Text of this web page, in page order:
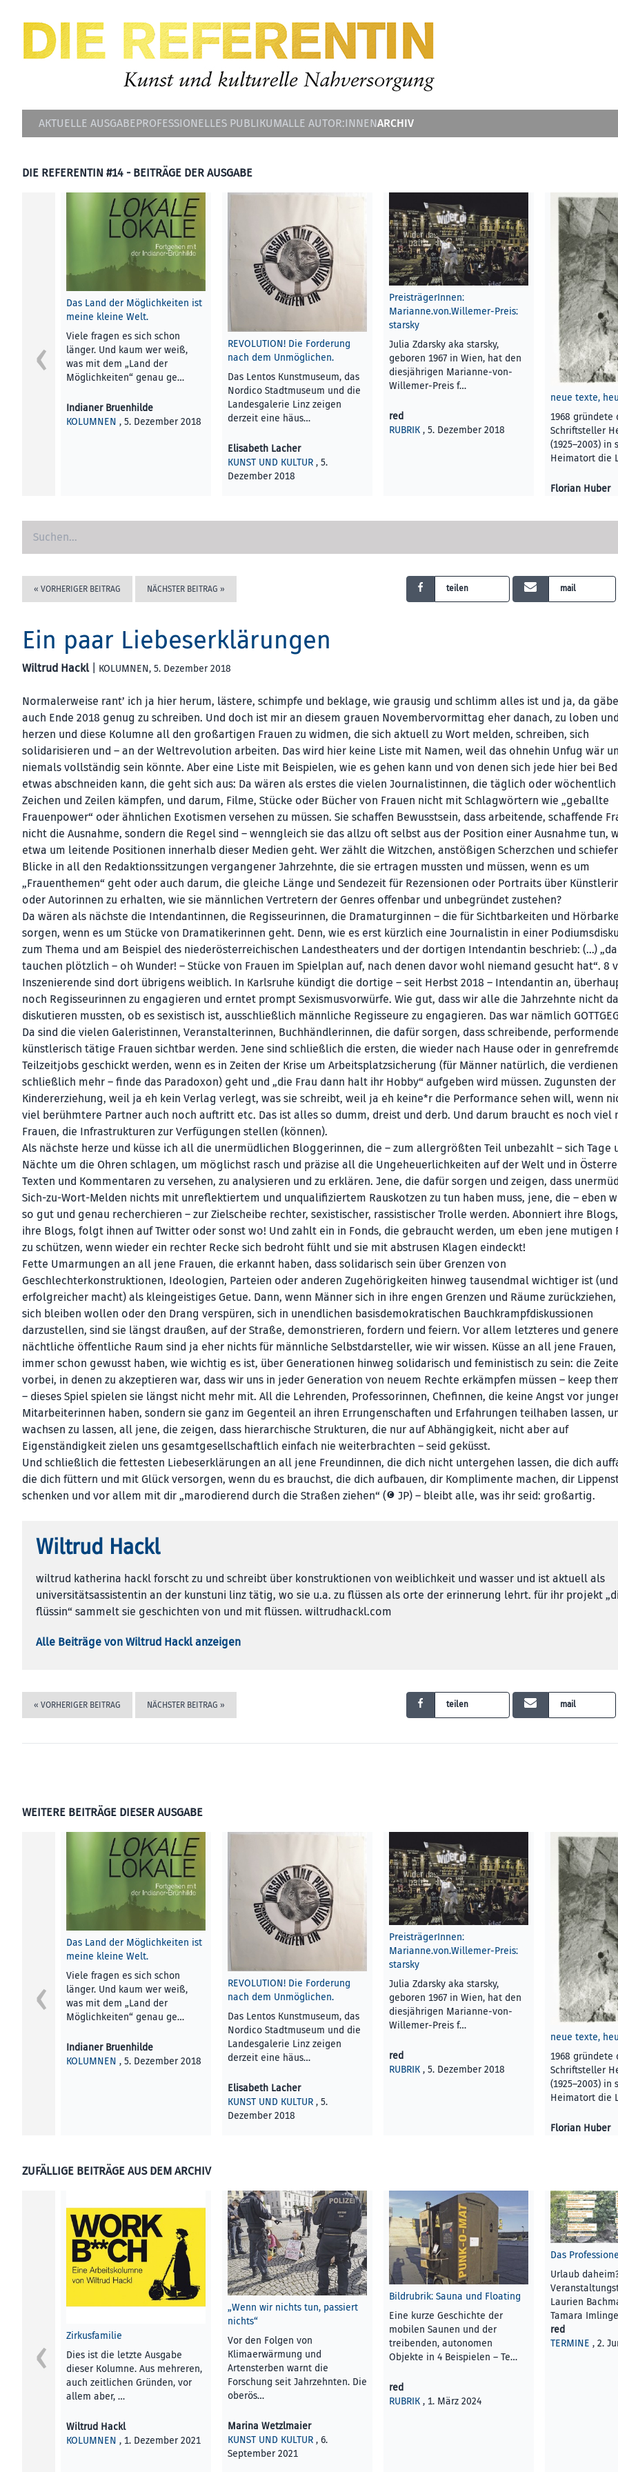
AKTUELLE AUSGABEPROFESSIONELLES PUBLIKUMALLE AUTOR:INNENARCHIV
DIE REFERENTIN #14 - BEITRÄGE DER AUSGABE
Das Land der Möglichkeiten ist
meine kleine Welt.
Viele fragen es sich schon
länger. Und kaum wer weiß,
was mit dem „Land der
Möglichkeiten“ genau ge…
Indianer Bruenhilde
KOLUMNEN , 5. Dezember 2018
REVOLUTION! Die Forderung
nach dem Unmöglichen.
Das Lentos Kunstmuseum, das
Nordico Stadtmuseum und die
Landesgalerie Linz zeigen
derzeit eine häus…
Elisabeth Lacher
KUNST UND KULTUR , 5.
Dezember 2018
PreisträgerInnen:
Marianne.von.Willemer-Preis:
starsky
Julia Zdarsky aka starsky,
geboren 1967 in Wien, hat den
diesjährigen Marianne-von-
Willemer-Preis f…
red
RUBRIK , 5. Dezember 2018
neue texte,
1968 gründete
Schriftsteller
(1925–2003) in
Heimatort die
Florian Huber
« VORHERIGER BEITRAG NÄCHSTER BEITRAG » teilen mail
Ein paar Liebeserklärungen
Wiltrud Hackl| KOLUMNEN, 5. Dezember 2018
Normalerweise rant’ ich ja hier herum, lästere, schimpfe und beklage, wie grausig und schlimm alles ist und ja, da
auch Ende 2018 genug zu schreiben. Und doch ist mir an diesem grauen Novembervormittag eher danach, zu loben
herzen und diese Kolumne all den großartigen Frauen zu widmen, die sich aktuell zu Wort melden, schreiben, sich
solidarisieren und – an der Weltrevolution arbeiten. Das wird hier keine Liste mit Namen, weil das ohnehin Unfug wär
niemals vollständig sein könnte. Aber eine Liste mit Beispielen, wie es gehen kann und von denen sich jede hier bei
etwas abschneiden kann, die geht sich aus: Da wären als erstes die vielen Journalistinnen, die täglich oder wöchentlich
Zeichen und Zeilen kämpfen, und darum, Filme, Stücke oder Bücher von Frauen nicht mit Schlagwörtern wie „geballte
Frauenpower“ oder ähnlichen Exotismen versehen zu müssen. Sie schaffen Bewusstsein, dass arbeitende, schaffende
nicht die Ausnahme, sondern die Regel sind – wenngleich sie das allzu oft selbst aus der Position einer Ausnahme tun,
etwa um leitende Positionen innerhalb dieser Medien geht. Wer zählt die Witzchen, anstößigen Scherzchen und
Blicke in all den Redaktionssitzungen vergangener Jahrzehnte, die sie ertragen mussten und müssen, wenn es um
„Frauenthemen“ geht oder auch darum, die gleiche Länge und Sendezeit für Rezensionen oder Portraits über
oder Autorinnen zu erhalten, wie sie männlichen Vertretern der Genres offenbar und unbegründet zustehen?
Da wären als nächste die Intendantinnen, die Regisseurinnen, die Dramaturginnen – die für Sichtbarkeiten und
sorgen, wenn es um Stücke von Dramatikerinnen geht. Denn, wie es erst kürzlich eine Journalistin in einer
zum Thema und am Beispiel des niederösterreichischen Landestheaters und der dortigen Intendantin beschrieb: (…)
tauchen plötzlich – oh Wunder! – Stücke von Frauen im Spielplan auf, nach denen davor wohl niemand gesucht hat“. 8
Inszenierende sind dort übrigens weiblich. In Karlsruhe kündigt die dortige – seit Herbst 2018 – Intendantin an,
noch Regisseurinnen zu engagieren und erntet prompt Sexismusvorwürfe. Wie gut, dass wir alle die Jahrzehnte nicht
diskutieren mussten, ob es sexistisch ist, ausschließlich männliche Regisseure zu engagieren. Das war nämlich
Da sind die vielen Galeristinnen, Veranstalterinnen, Buchhändlerinnen, die dafür sorgen, dass schreibende,
künstlerisch tätige Frauen sichtbar werden. Jene sind schließlich die ersten, die wieder nach Hause oder in
Teilzeitjobs geschickt werden, wenn es in Zeiten der Krise um Arbeitsplatzsicherung (für Männer natürlich, die verdienen
schließlich mehr – finde das Paradoxon) geht und „die Frau dann halt ihr Hobby“ aufgeben wird müssen. Zugunsten der
Kindererziehung, weil ja eh kein Verlag verlegt, was sie schreibt, weil ja eh keine*r die Performance sehen will, wenn
viel berühmtere Partner auch noch auftritt etc. Das ist alles so dumm, dreist und derb. Und darum braucht es noch viel
Frauen, die Infrastrukturen zur Verfügungen stellen (können).
Als nächste herze und küsse ich all die unermüdlichen Bloggerinnen, die – zum allergrößten Teil unbezahlt – sich Tage
Nächte um die Ohren schlagen, um möglichst rasch und präzise all die Ungeheuerlichkeiten auf der Welt und in
Texten und Kommentaren zu versehen, zu analysieren und zu erklären. Jene, die dafür sorgen und zeigen, dass
Sich-zu-Wort-Melden nichts mit unreflektiertem und unqualifiziertem Rauskotzen zu tun haben muss, jene, die – eben
so gut und genau recherchieren – zur Zielscheibe rechter, sexistischer, rassistischer Trolle werden. Abonniert ihre
ihre Blogs, folgt ihnen auf Twitter oder sonst wo! Und zahlt ein in Fonds, die gebraucht werden, um eben jene mutigen
zu schützen, wenn wieder ein rechter Recke sich bedroht fühlt und sie mit abstrusen Klagen eindeckt!
Fette Umarmungen an all jene Frauen, die erkannt haben, dass solidarisch sein über Grenzen von
Geschlechterkonstruktionen, Ideologien, Parteien oder anderen Zugehörigkeiten hinweg tausendmal wichtiger ist
erfolgreicher macht) als kleingeistiges Getue. Dann, wenn Männer sich in ihre engen Grenzen und Räume
sich bleiben wollen oder den Drang verspüren, sich in unendlichen basisdemokratischen Bauchkrampfdiskussionen
darzustellen, sind sie längst draußen, auf der Straße, demonstrieren, fordern und feiern. Vor allem letzteres und
nächtliche öffentliche Raum sind ja eher nichts für männliche Selbstdarsteller, wie wir wissen. Küsse an all jene Frauen,
immer schon gewusst haben, wie wichtig es ist, über Generationen hinweg solidarisch und feministisch zu sein: die
vorbei, in denen zu akzeptieren war, dass wir uns in jeder Generation von neuem Rechte erkämpfen müssen – keep
– dieses Spiel spielen sie längst nicht mehr mit. All die Lehrenden, Professorinnen, Chefinnen, die keine Angst vor
Mitarbeiterinnen haben, sondern sie ganz im Gegenteil an ihren Errungenschaften und Erfahrungen teilhaben lassen,
wachsen zu lassen, all jene, die zeigen, dass hierarchische Strukturen, die nur auf Abhängigkeit, nicht aber auf
Eigenständigkeit zielen uns gesamtgesellschaftlich einfach nie weiterbrachten – seid geküsst.
Und schließlich die fettesten Liebeserklärungen an all jene Freundinnen, die dich nicht untergehen lassen, die dich
die dich füttern und mit Glück versorgen, wenn du es brauchst, die dich aufbauen, dir Komplimente machen, dir
schenken und vor allem mit dir „marodierend durch die Straßen ziehen“ (© JP) – bleibt alle, was ihr seid: großartig.
Wiltrud Hackl
wiltrud katherina hackl forscht zu und schreibt über konstruktionen von weiblichkeit und wasser und ist aktuell als
universitätsassistentin an der kunstuni linz tätig, wo sie u.a. zu flüssen als orte der erinnerung lehrt. für ihr projekt
flüssin“ sammelt sie geschichten von und mit flüssen. wiltrudhackl.com
Alle Beiträge von Wiltrud Hackl anzeigen
« VORHERIGER BEITRAG NÄCHSTER BEITRAG » teilen mail
WEITERE BEITRÄGE DIESER AUSGABE
Das Land der Möglichkeiten ist
meine kleine Welt.
Viele fragen es sich schon
länger. Und kaum wer weiß,
was mit dem „Land der
Möglichkeiten“ genau ge…
Indianer Bruenhilde
KOLUMNEN , 5. Dezember 2018
REVOLUTION! Die Forderung
nach dem Unmöglichen.
Das Lentos Kunstmuseum, das
Nordico Stadtmuseum und die
Landesgalerie Linz zeigen
derzeit eine häus…
Elisabeth Lacher
KUNST UND KULTUR , 5.
Dezember 2018
PreisträgerInnen:
Marianne.von.Willemer-Preis:
starsky
Julia Zdarsky aka starsky,
geboren 1967 in Wien, hat den
diesjährigen Marianne-von-
Willemer-Preis f…
red
RUBRIK , 5. Dezember 2018
neue texte,
1968 gründete
Schriftsteller
(1925–2003) in
Heimatort die
Florian Huber
ZUFÄLLIGE BEITRÄGE AUS DEM ARCHIV
Zirkusfamilie
Dies ist die letzte Ausgabe
dieser Kolumne. Aus mehreren,
auch zeitlichen Gründen, vor
allem aber, …
Wiltrud Hackl
KOLUMNEN , 1. Dezember 2021
„Wenn wir nichts tun, passiert
nichts“
Vor den Folgen von
Klimaerwärmung und
Artensterben warnt die
Forschung seit Jahrzehnten. Die
oberös…
Marina Wetzlmaier
KUNST UND KULTUR , 6.
September 2021
Bildrubrik: Sauna und Floating
Eine kurze Geschichte der
mobilen Saunen und der
treibenden, autonomen
Objekte in 4 Beispielen – Te…
red
RUBRIK , 1. März 2024
Das
Urlaub
Laurien
Tamara
red
TERMINE , 2.